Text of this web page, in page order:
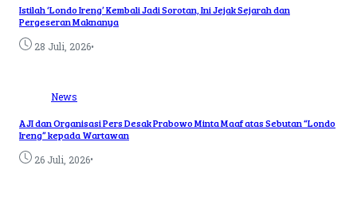
Istilah ‘Londo Ireng’ Kembali Jadi Sorotan, Ini Jejak Sejarah dan
Pergeseran Maknanya
28 Juli, 2026•
News
AJI dan Organisasi Pers Desak Prabowo Minta Maaf atas Sebutan “Londo
Ireng” kepada Wartawan
26 Juli, 2026•